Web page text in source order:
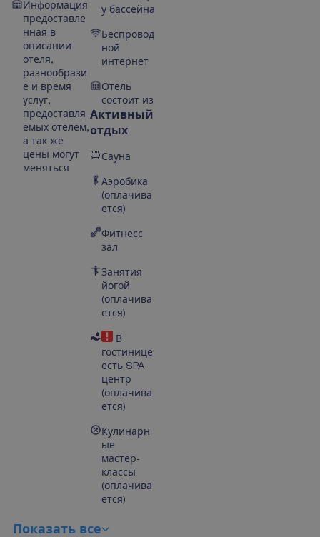
Информация
предоставле
нная в
описании
отеля,
разнообрази
е и время
услуг,
предоставля
емых отелем,
а так же
цены могут
меняться
у бассейна
Беспровод
ной
интернет
Отель
состоит из
Активный
отдых
Сауна
Аэробика
(оплачива
ется)
Фитнесс
зал
Занятия
йогой
(оплачива
ется)
В
гостинице
есть SPA
центр
(оплачива
ется)
Кулинарн
ые
мастер-
классы
(оплачива
ется)
Показать все